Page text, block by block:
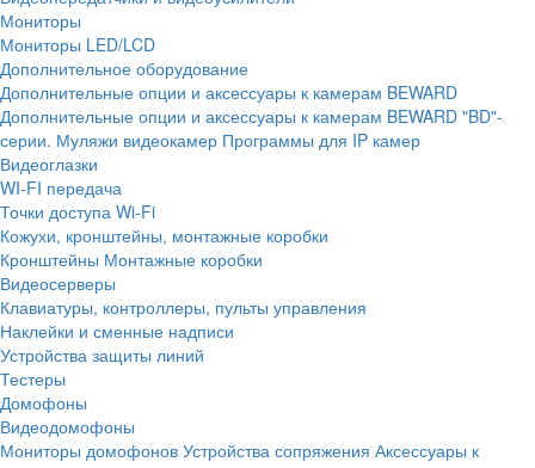
Мониторы
Мониторы LED/LCD
Дополнительное оборудование
Дополнительные опции и аксессуары к камерам BEWARD
Дополнительные опции и аксессуары к камерам BEWARD "BD"-
серии. Муляжи видеокамер Программы для IP камер
Видеоглазки
WI-FI передача
Точки доступа Wi-Fi
Кожухи, кронштейны, монтажные коробки
Кронштейны Монтажные коробки
Видеосерверы
Клавиатуры, контроллеры, пульты управления
Наклейки и сменные надписи
Устройства защиты линий
Тестеры
Домофоны
Видеодомофоны
Мониторы домофонов Устройства сопряжения Аксессуары к